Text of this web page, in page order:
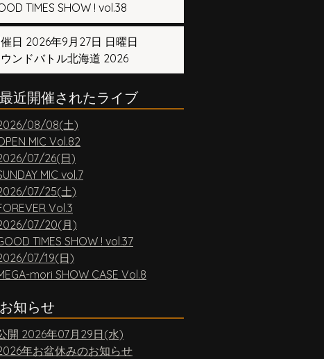
TIMES SHOW ! vol.38
日 2026年9月27日 日曜日
ンドバトル北海道 2026
最近開催されたライブ
08/08(土)
MIC Vol.82
07/26(日)
MIC vol.7
07/25(土)
Vol.3
07/20(月)
TIMES SHOW ! vol.37
07/19(日)
mori SHOW CASE Vol.8
お知らせ
開 2026年07月29日(水)
年お盆休みのお知らせ